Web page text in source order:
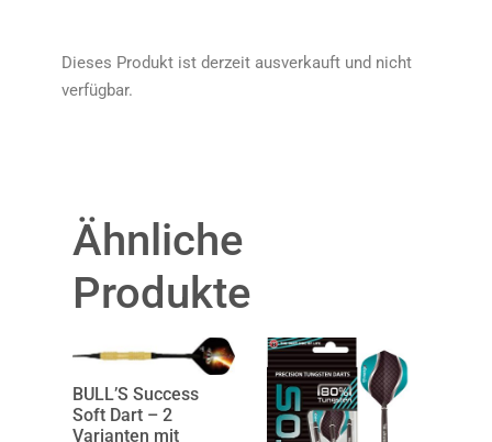
Dieses Produkt ist derzeit ausverkauft und nicht
verfügbar.
Ähnliche
Produkte
BULL’S Success
Soft Dart – 2
Varianten mit